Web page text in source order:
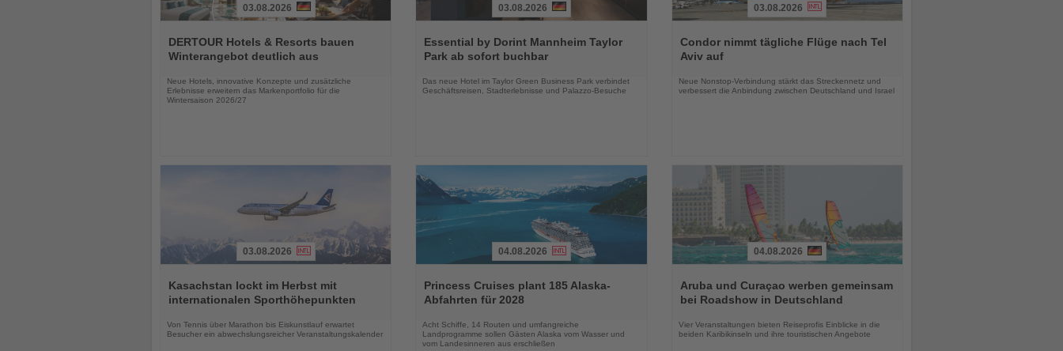
Sie
die
Nachrichten
03.08.2026
DERTOUR Hotels & Resorts bauen
Winterangebot deutlich aus
Neue Hotels, innovative Konzepte und zusätzliche
Erlebnisse erweitern das Markenportfolio für die
Wintersaison 2026/27
Sie
die
03.08.2026
Essential by Dorint Mannheim Taylor
Park ab sofort buchbar
Das neue Hotel im Taylor Green Business Park verbindet
Geschäftsreisen, Stadterlebnisse und Palazzo-Besuche
Sie
die
03.08.2026
Condor nimmt tägliche Flüge nach Tel
Aviv auf
Neue Nonstop-Verbindung stärkt das Streckennetz und
verbessert die Anbindung zwischen Deutschland und Israel
Sie
die
03.08.2026
Kasachstan lockt im Herbst mit
internationalen Sporthöhepunkten
Von Tennis über Marathon bis Eiskunstlauf erwartet
Besucher ein abwechslungsreicher Veranstaltungskalender
Sie
die
04.08.2026
Princess Cruises plant 185 Alaska-
Abfahrten für 2028
Acht Schiffe, 14 Routen und umfangreiche
Landprogramme sollen Gästen Alaska vom Wasser und
vom Landesinneren aus erschließen
Sie
die
04.08.2026
Aruba und Curaçao werben gemeinsam
bei Roadshow in Deutschland
Vier Veranstaltungen bieten Reiseprofis Einblicke in die
beiden Karibikinseln und ihre touristischen Angebote